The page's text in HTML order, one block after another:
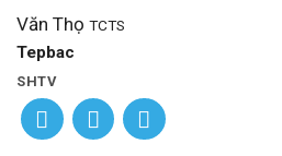
Văn Thọ TCTS
Tepbac
SHTV